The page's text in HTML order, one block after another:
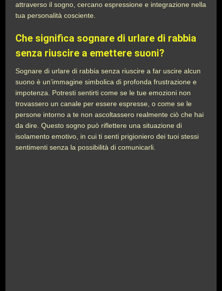
attraverso il sogno, cercano espressione e integrazione nella
tua personalità cosciente.
Che significa sognare di urlare di rabbia
senza riuscire a emettere suoni?
Sognare di urlare di rabbia senza riuscire a far uscire alcun
suono è un’immagine simbolica di profonda frustrazione e
impotenza. Potresti sentirti come se le tue emozioni non
trovassero un canale per essere espresse, o come se le
persone intorno a te non ascoltassero realmente ciò che hai
da dire. Questo sogno può riflettere una situazione di
isolamento emotivo, in cui ti senti prigioniero dei tuoi stessi
sentimenti senza la possibilità di comunicarli.